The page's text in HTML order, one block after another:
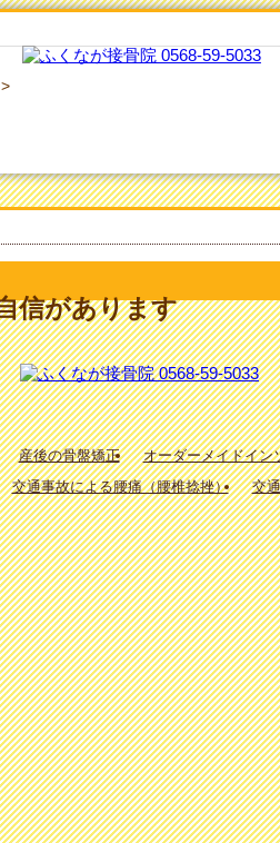
>
産後の骨盤矯正 オーダーメイドイン
交通事故による腰痛（腰椎捻挫） 交